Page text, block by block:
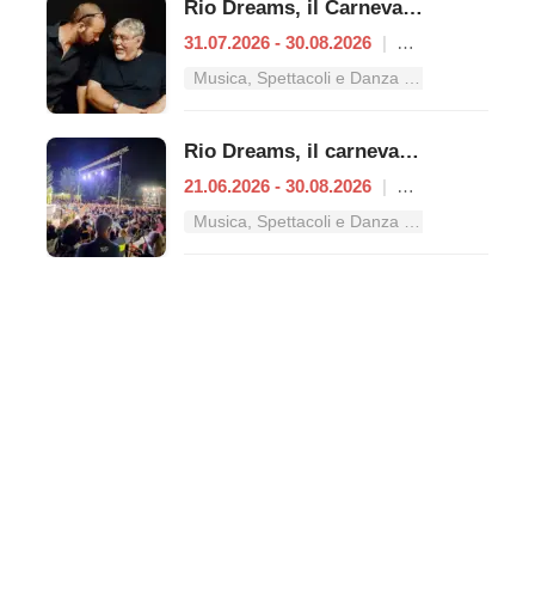
Rio Dreams, il Carnevale d’estate
31.07.2026 - 30.08.2026 |
Musica, Spettacoli e Danza nel Lazio
Rio Dreams, il carnevale dell'estate ai Tucul
21.06.2026 - 30.08.2026 |
Musica, Spettacoli e Danza nel Lazio